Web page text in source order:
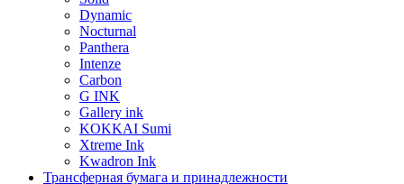
Dynamic
Nocturnal
Panthera
Intenze
Carbon
G INK
Gallery ink
KOKKAI Sumi
Xtreme Ink
Kwadron Ink
Трансферная бумага и принадлежности